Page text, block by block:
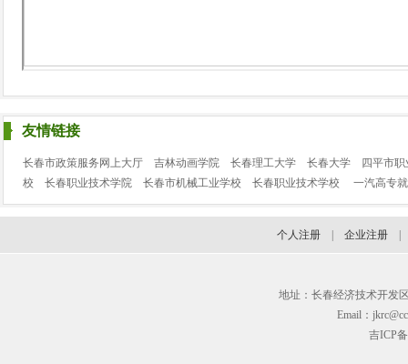
友情链接
长春市政策服务网上大厅 吉林动画学院 长春理工大学 长春大学
四平市
校
长春职业技术学院 长春市机械工业学校 长春职业技术学校 一汽高专
个人注册 企业注册
地址：长春经济技术开发
Email：
吉ICP